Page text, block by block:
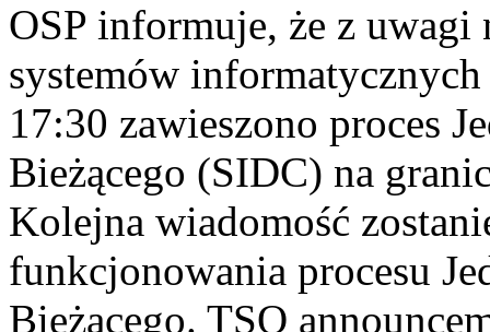
OSP informuje, że z uwagi
systemów
17:30 zawieszono proces
Bieżącego (SIDC) na
Kolejna wiadomość
funkcjonowania procesu
Bieżącego. TSO